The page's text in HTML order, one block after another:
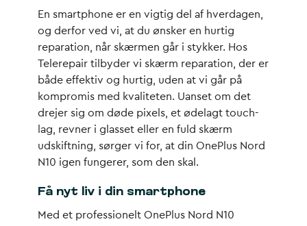
En smartphone er en vigtig del af hverdagen,
og derfor ved vi, at du ønsker en hurtig
reparation, når skærmen går i stykker. Hos
Telerepair tilbyder vi skærm reparation, der er
både effektiv og hurtig, uden at vi går på
kompromis med kvaliteten. Uanset om det
drejer sig om døde pixels, et ødelagt touch-
lag, revner i glasset eller en fuld skærm
udskiftning, sørger vi for, at din OnePlus Nord
N10 igen fungerer, som den skal.
Få nyt liv i din smartphone
Med et professionelt OnePlus Nord N10